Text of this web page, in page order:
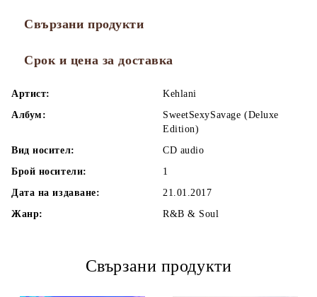
Свързани продукти
Срок и цена за доставка
Артист:
Kehlani
Албум:
SweetSexySavage (Deluxe
Edition)
Вид носител:
CD audio
Брой носители:
1
Дата на издаване:
21.01.2017
Жанр:
R&B & Soul
Свързани продукти